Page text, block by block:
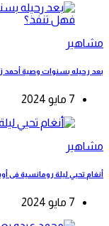
مشاهير
بعد رحيله بسنوات وصية أحمد
7 مايو 2024
مشاهير
أنغام تحيي ليلة رومانسية فى
7 مايو 2024